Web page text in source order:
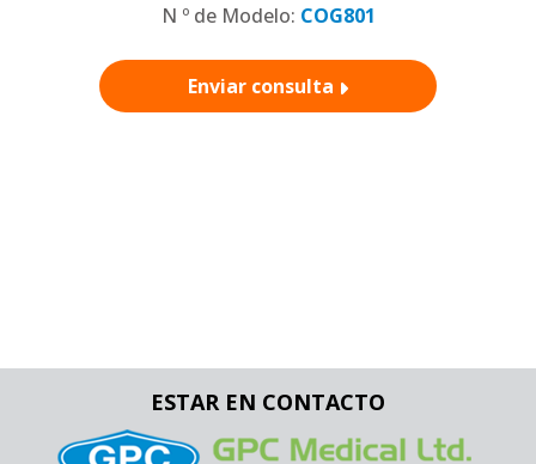
N º de Modelo: COG801
Enviar consulta
ESTAR EN CONTACTO